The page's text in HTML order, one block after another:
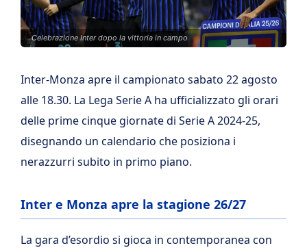
Celebrazione Inter dopo la vittoria in campo
Inter-Monza apre il campionato sabato 22 agosto
alle 18.30. La Lega Serie A ha ufficializzato gli orari
delle prime cinque giornate di Serie A 2024-25,
disegnando un calendario che posiziona i
nerazzurri subito in primo piano.
Inter e Monza apre la stagione 26/27
La gara d’esordio si gioca in contemporanea con